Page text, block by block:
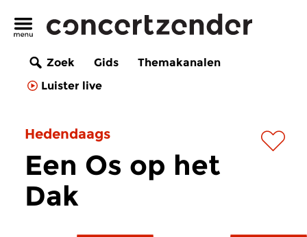
Zoek Gids
Themakanalen
Luister live
Hedendaags
Een Os op het
Dak